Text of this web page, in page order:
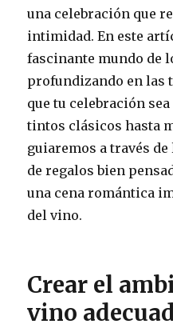
una celebración que
intimidad. En este
fascinante mundo de
profundizando en las
que tu celebración
tintos clásicos hasta
guiaremos a través
de regalos bien
una cena romántica
del vino.
Crear el
vino